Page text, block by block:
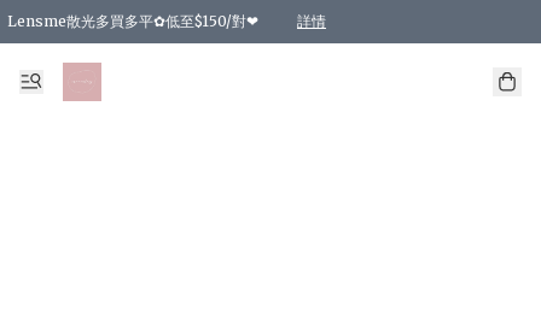
Lensme散光多買多平✿低至$150/對❤ 詳情
台灣Karacon⁩✧日拋 特價清貨❁⃘
日本韓國多款日/月拋現貨☼ 特價❤︎數量有限 售完即止
🇰🇷韓國多款月拋現貨 特價兩對$99✿數量有限 售完即止♫
精選商品，任選買2件或以上9 折；買4件或以上85 折；買6件或以上8 折
精選商品，任選買2件HKD 140.00；買4件HKD 260.00
精選商品，任選買2件HKD 190.00；買4件HKD 360.00
精選商品，任選買2件HKD 110.00；買4件HKD 180.00
精選商品，任選買2件HKD 170.00；買4件HKD 320.00
精選商品，任選買2件或以上減HKD 148.00
精選商品，任選買2件或以上減HKD 148.00
精選商品，任選買2件或以上95 折；買4件或以上9 折；買6件或以上85 折；買8件
精選商品，任選買12件或以上87 折
精選商品，任選買2件或以上減HKD 16.00；買4件或以上減HKD 32.00；買6
精選商品，任選買2件或以上95 折；買4件或以上9 折；買8件或以上85 折；買12
購物滿 HKD 800.00即享免運費優惠！（適用於 特定的送貨方式 )